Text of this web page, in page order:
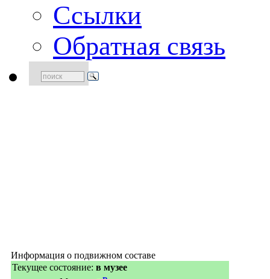
Ссылки
Обратная связь
Информация о подвижном составе
Текущее состояние: в музее